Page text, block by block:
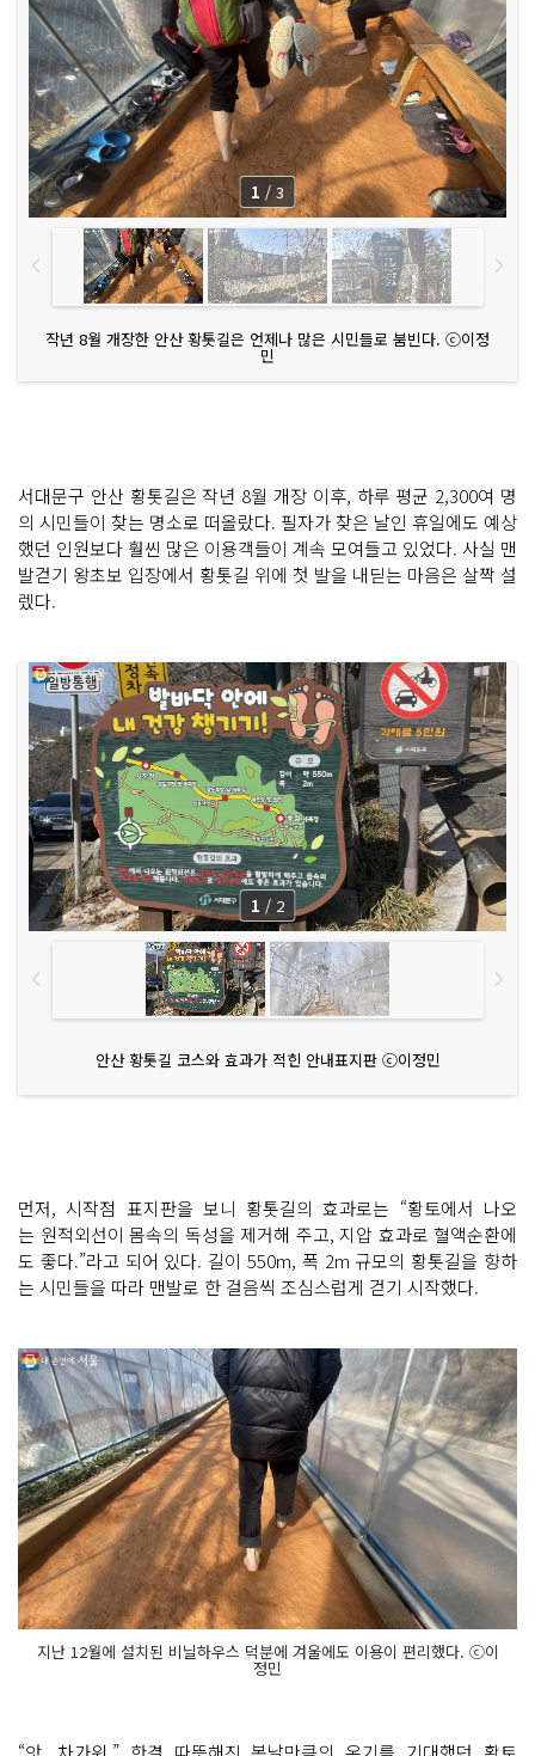
작년 8월 개장한 안산 황톳길은 언제나 많은 시민들로 붐빈다. ⓒ이정
민
1 / 3
서대문구 안산 황톳길은 작년 8월 개장 이후, 하루 평균 2,300여 명
의 시민들이 찾는 명소로 떠올랐다. 필자가 찾은 날인 휴일에도 예상
했던 인원보다 훨씬 많은 이용객들이 계속 모여들고 있었다. 사실 맨
발걷기 왕초보 입장에서 황톳길 위에 첫 발을 내딛는 마음은 살짝 설
렜다.
안산 황톳길 코스와 효과가 적힌 안내표지판 ⓒ이정민
1 / 2
먼저, 시작점 표지판을 보니 황톳길의 효과로는 “황토에서 나오
는 원적외선이 몸속의 독성을 제거해 주고, 지압 효과로 혈액순환에
도 좋다.”라고 되어 있다. 길이 550m, 폭 2m 규모의 황톳길을 향하
는 시민들을 따라 맨발로 한 걸음씩 조심스럽게 걷기 시작했다.
지난 12월에 설치된 비닐하우스 덕분에 겨울에도 이용이 편리했다. ⓒ이
정민